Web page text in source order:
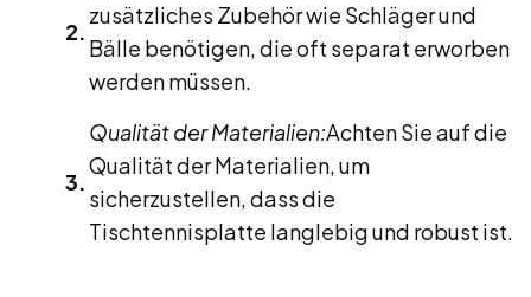
zusätzliches Zubehör wie Schläger und
Bälle benötigen, die oft separat erworben
werden müssen.
Qualität der Materialien:Achten Sie auf die
Qualität der Materialien, um
sicherzustellen, dass die
Tischtennisplatte langlebig und robust ist.